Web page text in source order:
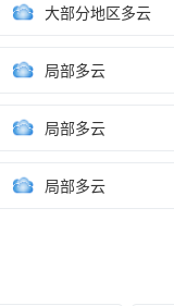
大部分地区多云
局部多云
局部多云
局部多云